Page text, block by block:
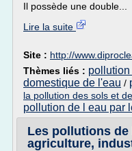
Il possède une double...
Lire la suite
Site : http://
Thèmes liés :
domestique de l'eau /
la pollution des sols et
pollution de l eau par
Les pollutions de
agriculture,